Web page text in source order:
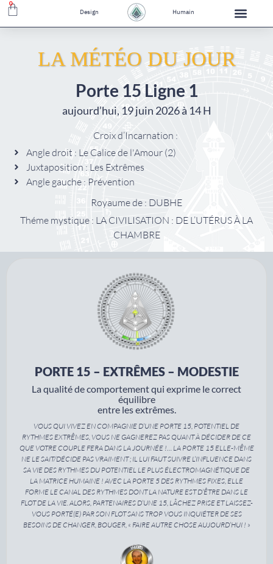
0
Design Humain
LA MÉTÉO DU JOUR
Porte 15 Ligne 1
aujourd’hui, 19 juin 2026 à 14 H
Croix d’Incarnation :
Angle droit : Le Calice de l'Amour (2)
Juxtaposition : Les Extrêmes
Angle gauche : Prévention
Royaume de : DUBHE
Théme mystique : LA CIVILISATION : DE L’UTÉRUS À LA
CHAMBRE
PORTE 15 – EXTRÊMES – MODESTIE
La qualité de comportement qui exprime le correct
équilibre
entre les extrêmes.
VOUS QUI VIVEZ EN COMPAGNIE D’UNE PORTE 15, POTENTIEL DE
RYTHMES EXTRÊMES, VOUS NE GAGNEREZ PAS QUANT À DÉCIDER DE CE
QUE VOTRE COUPLE FERA DANS LA JOURNÉE !… LA PORTE 15 ELLE-MÊME
NE LE SAIT/DÉCIDE PAS VRAIMENT ; IL LUI FAUT SUIVRE L’INFLUENCE DANS
SA VIE DES RYTHMES DU POTENTIEL LE PLUS ÉLECTROMAGNÉTIQUE DE
LA MATRICE HUMAINE ! AVEC LA PORTE 5 DES RYTHMES FIXES, ELLE
FORME LE CANAL DES RYTHMES DONT LA NATURE EST D’ÊTRE DANS LE
FLOT DE LA VIE. ALORS, PARTENAIRES D’UNE 15, LÂCHEZ PRISE ET LAISSEZ-
VOUS PORTÉ(E) PAR SON FLOT SANS TROP VOUS INQUIÉTER DE SES
BESOINS DE CHANGER, BOUGER, « FAIRE AUTRE CHOSE AUJOURD’HUI ! »